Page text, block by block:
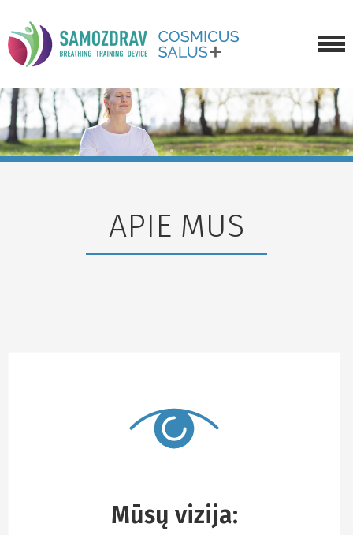
APIE TRENIRUOKLĮ
KAIP ĮSIGYTI
GALERIJA
APIE MUS
Mūsų vizija: